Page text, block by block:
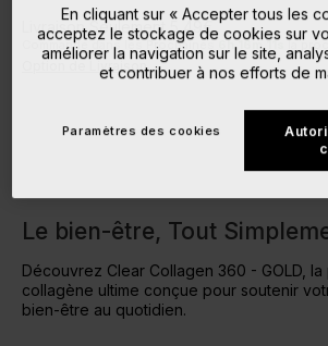
Livraison Seulement 5,49€
Commande dans les Prochaines h 16 m 10 la
Option de Livraison
Le bien-être, Tout
Découvrez Clear Collagen 360 - GOLD,
collagène ultime conçue pour soutenir
bien-être au quotidien.
En cliquant sur « Accepter tous les
acceptez le stockage de cookies sur
améliorer la navigation sur le site,
et contribuer à nos efforts de
Paramètres des cookies